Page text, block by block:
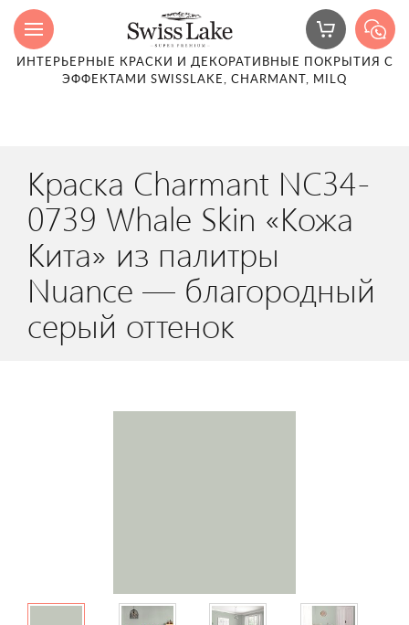
ИНТЕРЬЕРНЫЕ КРАСКИ И ДЕКОРАТИВНЫЕ ПОКРЫТИЯ С
ЭФФЕКТАМИ SWISSLAKE, CHARMANT, MILQ
Краска Charmant NC34-
0739 Whale Skin «Кожа
Кита» из палитры
Nuance — благородный
серый оттенок